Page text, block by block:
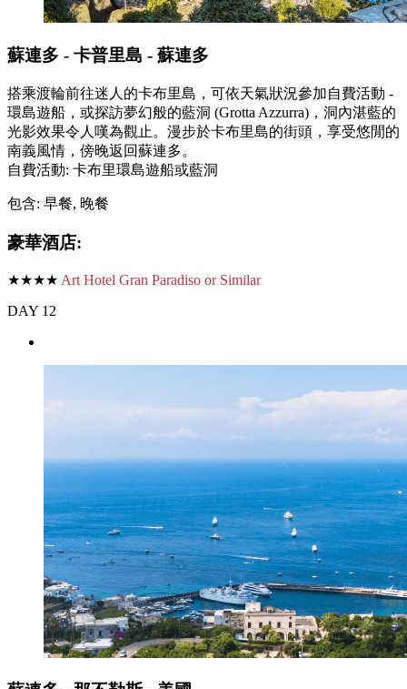
蘇連多 - 卡普里島 - 蘇連多
搭乘渡輪前往迷人的卡布里島，可依天氣狀況參加自費活動 -
環島遊船，或探訪夢幻般的藍洞 (Grotta Azzurra)，洞內湛藍的
光影效果令人嘆為觀止。漫步於卡布里島的街頭，享受悠閒的
南義風情，傍晚返回蘇連多。
自費活動: 卡布里環島遊船或藍洞
包含: 早餐, 晚餐
豪華酒店:
★★★★ Art Hotel Gran Paradiso or Similar
DAY 12